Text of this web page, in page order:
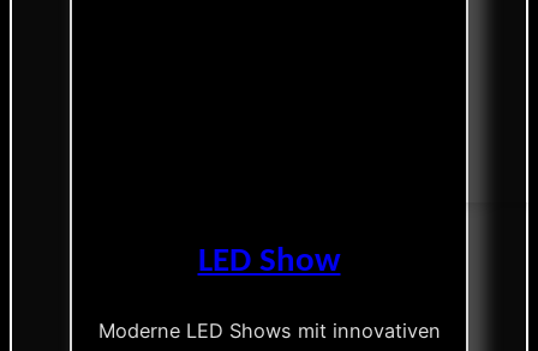
LED Show
Moderne LED Shows mit innovativen